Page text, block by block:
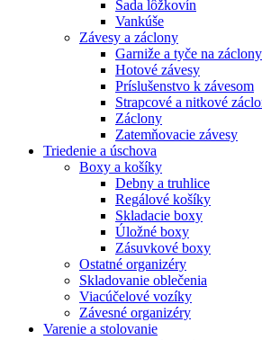
Sada lôžkovín
Vankúše
Závesy a záclony
Garniže a tyče na záclony
Hotové závesy
Príslušenstvo k závesom
Strapcové a nitkové
Záclony
Zatemňovacie závesy
Triedenie a úschova
Boxy a košíky
Debny a truhlice
Regálové košíky
Skladacie boxy
Úložné boxy
Zásuvkové boxy
Ostatné organizéry
Skladovanie oblečenia
Viacúčelové vozíky
Závesné organizéry
Varenie a stolovanie